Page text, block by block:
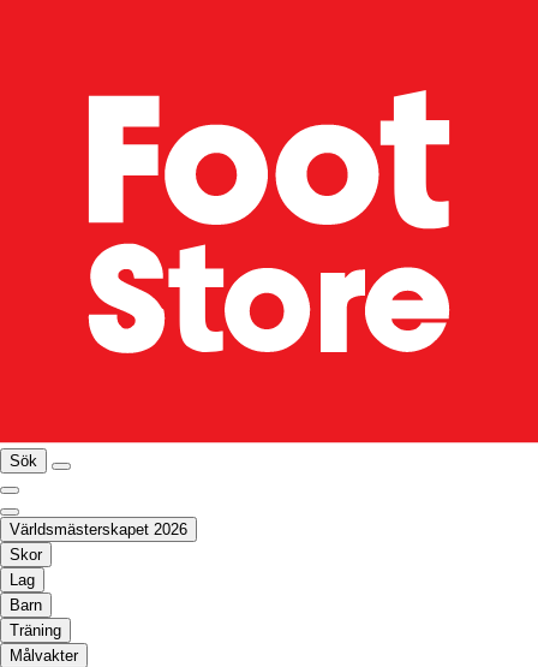
Sök
Världsmästerskapet 2026
Skor
Lag
Barn
Träning
Målvakter